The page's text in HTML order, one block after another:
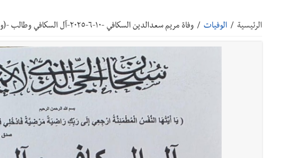
بالصور: رئيسا بلديتي صيدا وصور يشاركان في ورشة تقنية حول الحد
عمر مرجان يتصل برئيس النادي الرياضي مهنئا بإحراز البطولة
فضيحة نقص السلاح تكبر؟ إيران - عمان : اتفاق هرمز على السكة ؟
الرئيسية / الوفيات / وفاة مريم سعدالدين السكافي -١٠-٦-٢٠٢٥-آل السكافي وطالب -(وفيات-صيدا-لبنان-جريدة صيدونيانيوز.نت)